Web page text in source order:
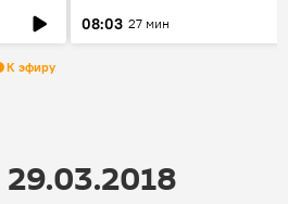
08:03 27 мин
К эфиру